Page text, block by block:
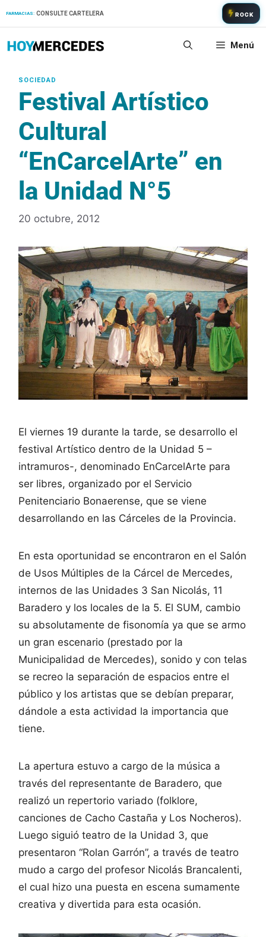
FARMACIAS: CONSULTE CARTELERA ROCK
Menú
Festival Artístico
Cultural
“EnCarcelArte” en
la Unidad N°5
20 octubre, 2012
El viernes 19 durante la tarde, se desarrollo el
festival Artístico dentro de la Unidad 5 –
intramuros-, denominado EnCarcelArte para
ser libres, organizado por el Servicio
Penitenciario Bonaerense, que se viene
desarrollando en las Cárceles de la Provincia.
En esta oportunidad se encontraron en el Salón
de Usos Múltiples de la Cárcel de Mercedes,
internos de las Unidades 3 San Nicolás, 11
Baradero y los locales de la 5. El SUM, cambio
su absolutamente de fisonomía ya que se armo
un gran escenario (prestado por la
Municipalidad de Mercedes), sonido y con telas
se recreo la separación de espacios entre el
público y los artistas que se debían preparar,
dándole a esta actividad la importancia que
tiene.
La apertura estuvo a cargo de la música a
través del representante de Baradero, que
realizó un repertorio variado (folklore,
canciones de Cacho Castaña y Los Nocheros).
Luego siguió teatro de la Unidad 3, que
presentaron “Rolan Garrón”, a través de teatro
mudo a cargo del profesor Nicolás Brancalenti,
el cual hizo una puesta en escena sumamente
creativa y divertida para esta ocasión.